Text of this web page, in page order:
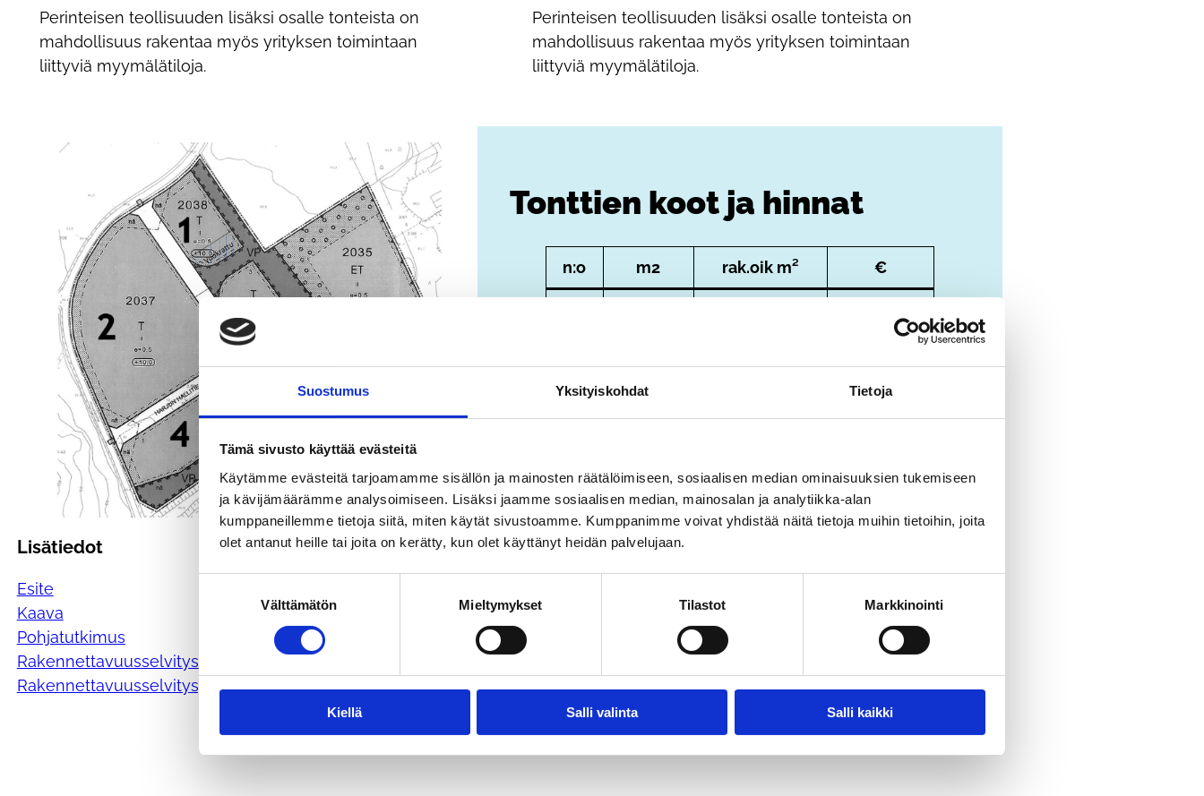
Suostumus Yksityiskohdat Tietoja
Tämä sivusto käyttää evästeitä
Käytämme evästeitä tarjoamamme sisällön ja mainosten räätälöimiseen, sosiaalisen median ominaisuuksien tukemiseen
ja kävijämäärämme analysoimiseen. Lisäksi jaamme sosiaalisen median, mainosalan ja analytiikka-alan
kumppaneillemme tietoja siitä, miten käytät sivustoamme. Kumppanimme voivat yhdistää näitä tietoja muihin tietoihin, joita
olet antanut heille tai joita on kerätty, kun olet käyttänyt heidän palvelujaan.
Välttämätön Mieltymykset Tilastot Markkinointi
Kiellä Salli valinta Salli kaikki
Perinteisen teollisuuden lisäksi osalle tonteista on
mahdollisuus rakentaa myös yrityksen toimintaan
liittyviä myymälätiloja.
Perinteisen teollisuuden lisäksi osalle tonteista on
mahdollisuus rakentaa myös yrityksen toimintaan
liittyviä myymälätiloja.
Lisätiedot
Esite
Kaava
Pohjatutkimus
Rakennettavuusselvitys
Rakennettavuusselvitys, merkinnät
Tonttien koot ja hinnat
n:o m2 rak.oik m² €
3 6447 MYYTY
5* 7282 2913 7282